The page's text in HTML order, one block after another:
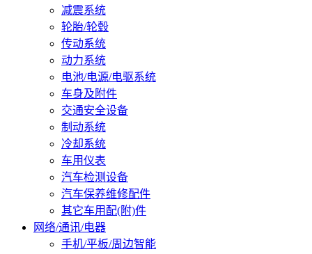
减震系统
轮胎/轮毂
传动系统
动力系统
电池/电源/电驱系统
车身及附件
交通安全设备
制动系统
冷却系统
车用仪表
汽车检测设备
汽车保养维修配件
其它车用配(附)件
网络/通讯/电器
手机/平板/周边智能